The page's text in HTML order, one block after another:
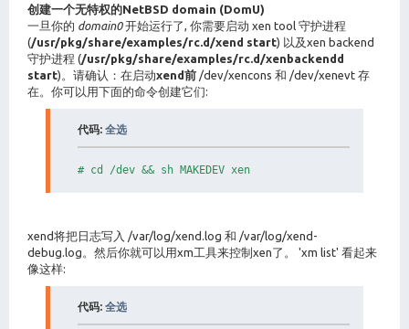
创建一个无特权的NetBSD domain (DomU)
一旦你的 domain0开始运行了, 你需要启动 xen tool 守护进程
(/usr/pkg/share/examples/rc.d/xend start) 以及xen backend
守护进程 (/usr/pkg/share/examples/rc.d/xenbackendd
start)。请确认：在启动xend前 /dev/xencons 和 /dev/xenevt 存
在。你可以用下面的命令创建它们:
代码: 全选
# cd /dev && sh MAKEDEV xen
xend将把日志写入 /var/log/xend.log 和 /var/log/xend-
debug.log。然后你就可以用xm工具来控制xen了。 'xm list' 看起来
像这样:
代码: 全选